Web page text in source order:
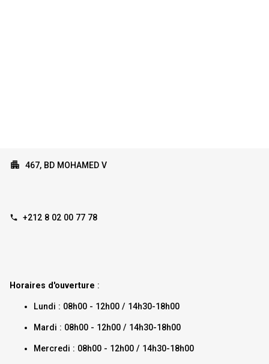
467, BD MOHAMED V
+212 8 02 00 77 78
Horaires d'ouverture :
Lundi : 08h00 - 12h00 / 14h30-18h00
Mardi : 08h00 - 12h00 / 14h30-18h00
Mercredi : 08h00 - 12h00 / 14h30-18h00